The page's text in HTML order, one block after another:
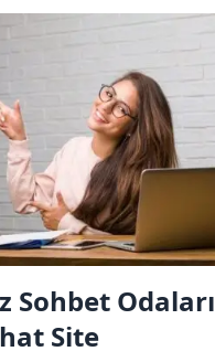
Sohbet Odaları
Site